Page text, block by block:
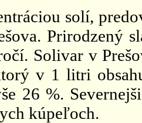
solí,
Prirodzený
Solivar v
v 1 litri
26 %.
kúpeľoch.